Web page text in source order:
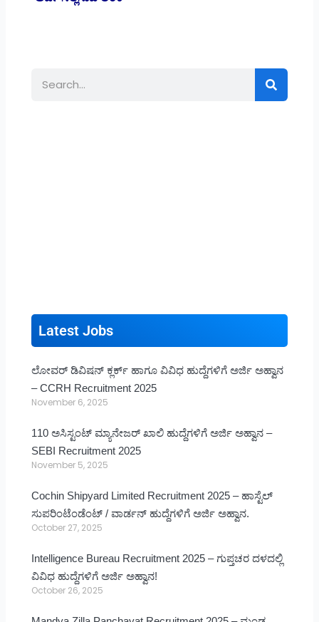
Search
Latest Jobs
ಲೋವರ್ ಡಿವಿಷನ್ ಕ್ಲರ್ಕ್ ಹಾಗೂ ವಿವಿಧ ಹುದ್ದೆಗಳಿಗೆ ಅರ್ಜಿ ಅಹ್ವಾನ
– CCRH Recruitment 2025
November 6, 2025
110 ಅಸಿಸ್ಟಂಟ್ ಮ್ಯಾನೇಜರ್ ಖಾಲಿ ಹುದ್ದೆಗಳಿಗೆ ಅರ್ಜಿ ಅಹ್ವಾನ –
SEBI Recruitment 2025
November 5, 2025
Cochin Shipyard Limited Recruitment 2025 – ಹಾಸ್ಟೆಲ್
ಸುಪರಿಂಟೆಂಡೆಂಟ್ / ವಾರ್ಡನ್ ಹುದ್ದೆಗಳಿಗೆ ಅರ್ಜಿ ಅಹ್ವಾನ.
October 27, 2025
Intelligence Bureau Recruitment 2025 – ಗುಪ್ತಚರ ದಳದಲ್ಲಿ
ವಿವಿಧ ಹುದ್ದೆಗಳಿಗೆ ಅರ್ಜಿ ಅಹ್ವಾನ!
October 26, 2025